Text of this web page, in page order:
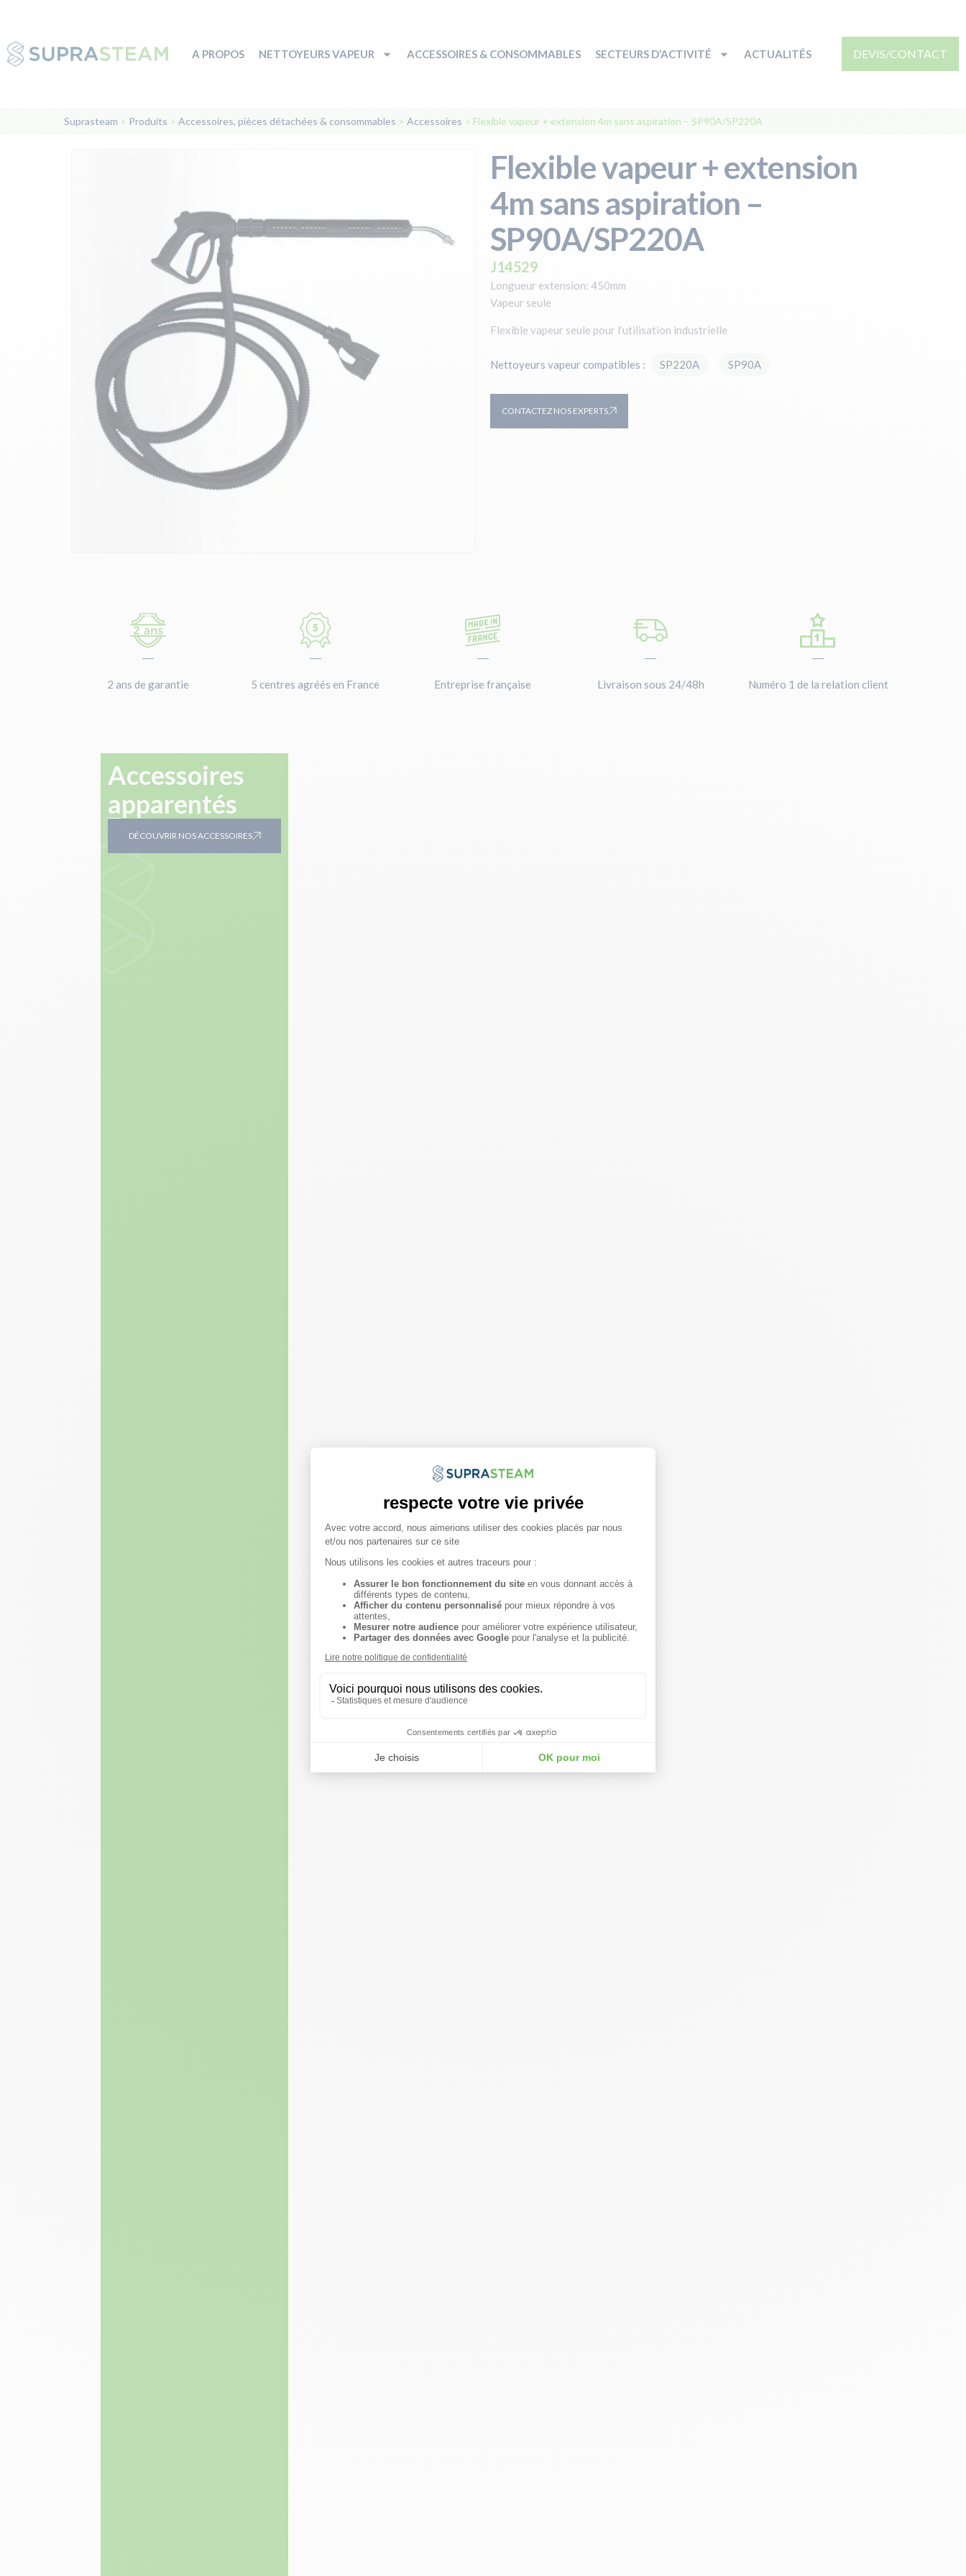
A PROPOS NETTOYEURS VAPEUR ACCESSOIRES & CONSOMMABLES SECTEURS D’ACTIVITÉ ACTUALITÉS DEVIS/CONTACT
Suprasteam > Produits > Accessoires, pièces détachées & consommables > Accessoires > Flexible vapeur + extension 4m sans aspiration – SP90A/SP220A
Flexible vapeur + extension
4m sans aspiration –
SP90A/SP220A
J14529
Longueur extension: 450mm
Vapeur seule
Flexible vapeur seule pour l’utilisation industrielle
Nettoyeurs vapeur compatibles :
CONTACTEZ NOS EXPERTS
—
2 ans de garantie
—
5 centres agréés en France
—
Entreprise française
—
Livraison sous 24/48h
—
Numéro 1 de la relation client
Accessoires
apparentés
DÉCOUVRIR NOS ACCESSOIRES